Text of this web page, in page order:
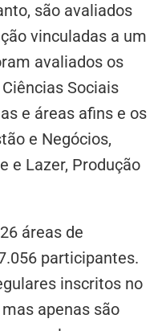
são avaliados
vinculadas a um
avaliados os
Sociais
e áreas afins e os
e Negócios,
e Lazer, Produção
áreas de
participantes.
inscritos no
apenas são